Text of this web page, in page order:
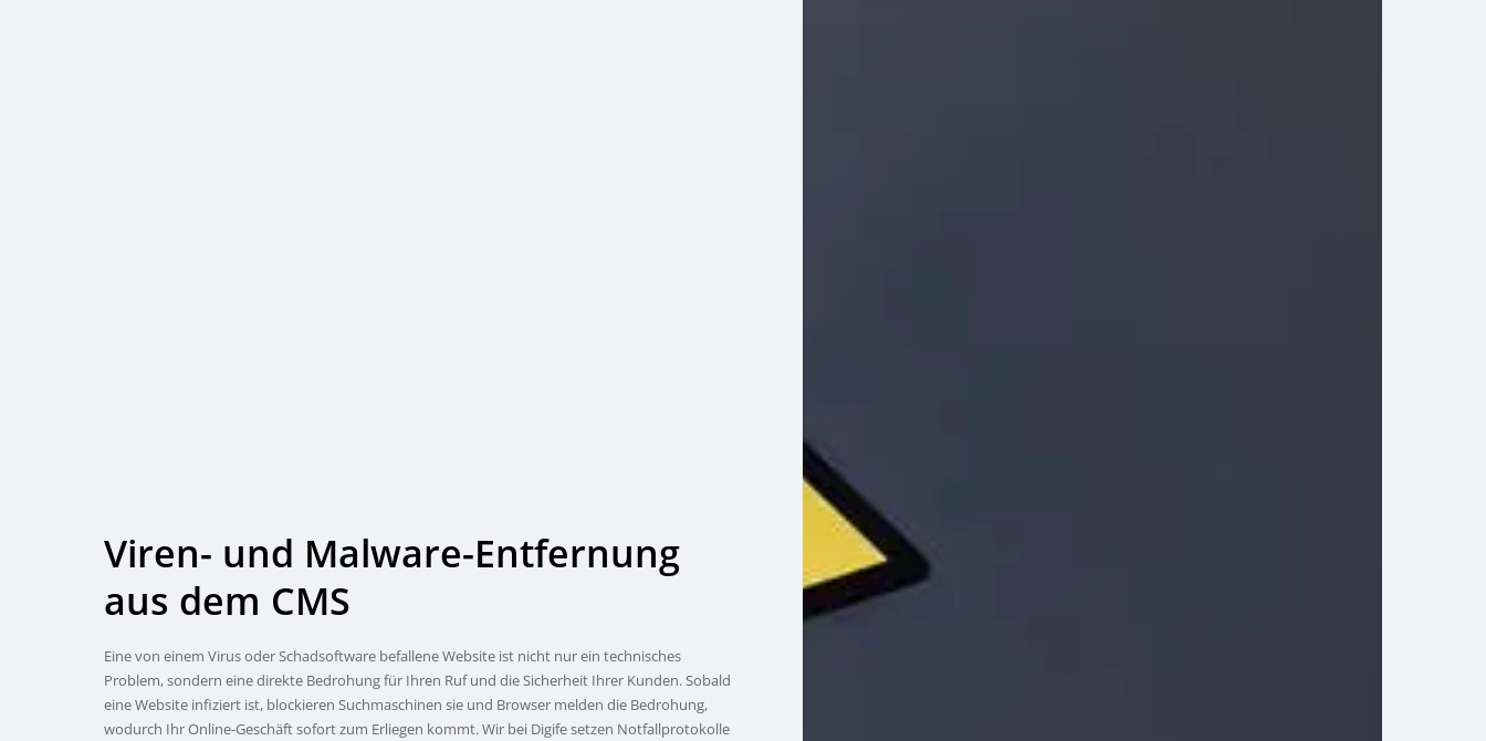
Viren- und Malware-Entfernung
aus dem CMS
Eine von einem Virus oder Schadsoftware befallene Website ist nicht nur ein technisches
Problem, sondern eine direkte Bedrohung für Ihren Ruf und die Sicherheit Ihrer Kunden. Sobald
eine Website infiziert ist, blockieren Suchmaschinen sie und Browser melden die Bedrohung,
wodurch Ihr Online-Geschäft sofort zum Erliegen kommt. Wir bei Digife setzen Notfallprotokolle